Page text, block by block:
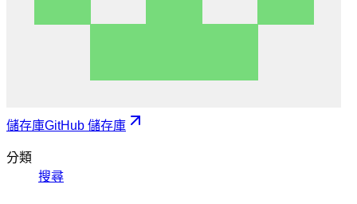
儲存庫GitHub 儲存庫
分類
搜尋